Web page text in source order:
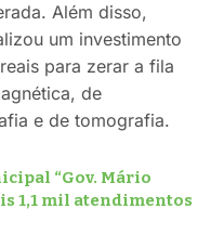
Além disso,
um investimento
para zerar a fila
de
e de tomografia.
“Gov. Mário
1,1 mil atendimentos